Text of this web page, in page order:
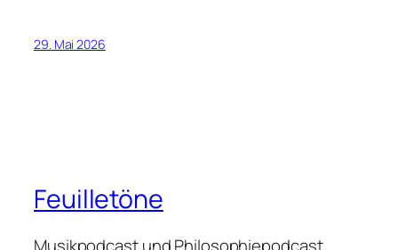
29. Mai 2026
Feuilletöne
Musikpodcast und Philosophiepodcast